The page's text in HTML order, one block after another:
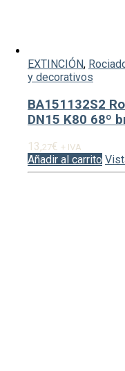
EXTINCIÓN,
y decorativos
BA151132S2
DN15 K80 68º
13,27€ + IVA
Añadir al carrito